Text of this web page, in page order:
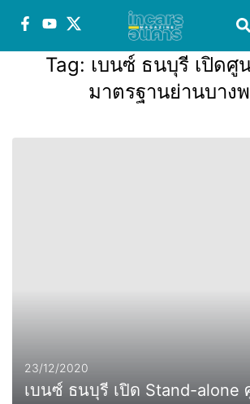
Tag: เบนซ์ ธนบุรี เปิดศู
มาตรฐานย่านบาง
23/12/2020
เบนซ์ ธนบุรี เปิด Stand-alone